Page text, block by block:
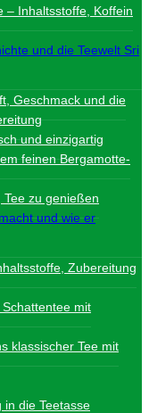
– Inhaltsstoffe, Koffein
und die Teewelt Sri
Geschmack und die
und einzigartig
feinen Bergamotte-
Tee zu genießen
und wie er
Zubereitung
mit
klassischer Tee mit
die Teetasse